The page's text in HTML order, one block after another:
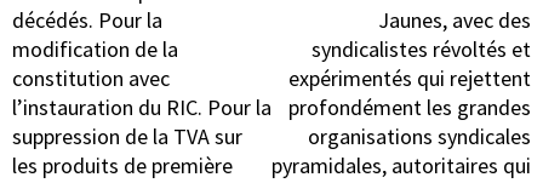
décédés. Pour la
modification de la
constitution avec
l’instauration du RIC. Pour la
suppression de la TVA sur
les produits de première
Jaunes, avec des
syndicalistes révoltés et
expérimentés qui rejettent
profondément les grandes
organisations syndicales
pyramidales, autoritaires qui